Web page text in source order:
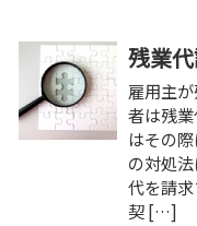
残業
雇用主
者は残
はその
の対処
代を請
契 […]